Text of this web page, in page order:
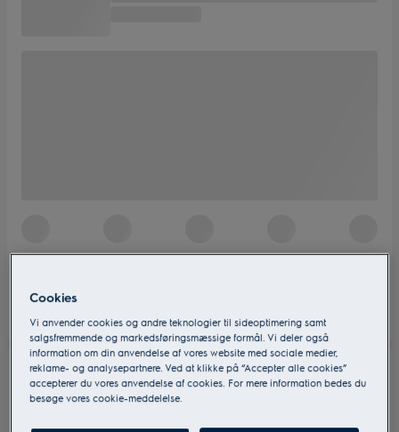
Cookies
Vi anvender cookies og andre teknologier til sideoptimering samt
salgsfremmende og markedsføringsmæssige formål. Vi deler også
information om din anvendelse af vores website med sociale medier,
reklame- og analysepartnere. Ved at klikke på “Accepter alle cookies”
accepterer du vores anvendelse af cookies. For mere information bedes du
besøge vores cookie-meddelelse.